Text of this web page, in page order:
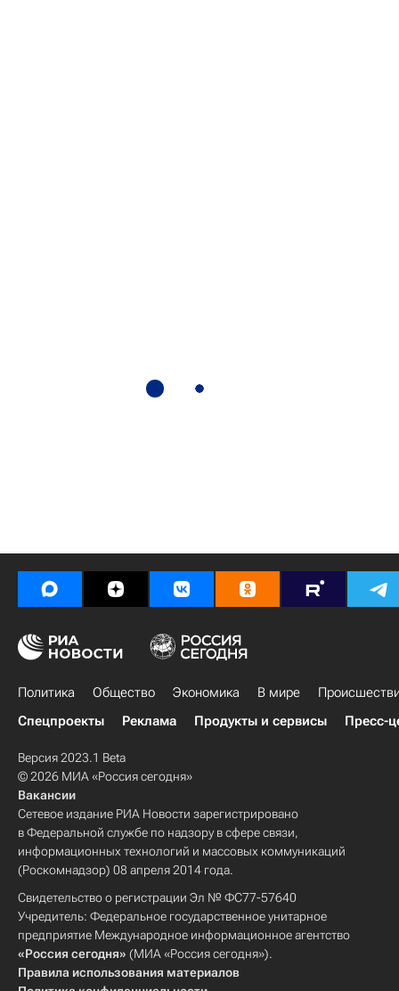
Политика Общество Экономика В мире
Спецпроекты
Реклама Продукты и сервисы Пресс-
Версия 2023.1 Beta
© 2026 МИА «Россия сегодня»
Вакансии
Сетевое издание РИА Новости зарегистрировано
в Федеральной службе по надзору в сфере связи,
информационных технологий и массовых коммуникаций
(Роскомнадзор) 08 апреля 2014 года.
Свидетельство о регистрации Эл № ФС77-57640
Учредитель: Федеральное государственное унитарное
предприятие Международное информационное агентство
«Россия сегодня» (МИА «Россия сегодня»).
Правила использования материалов